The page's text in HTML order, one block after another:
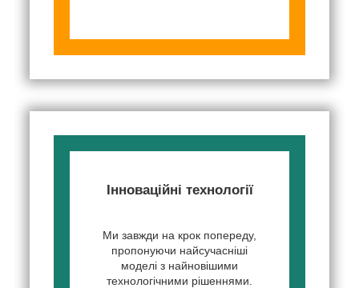
Інноваційні технології
Ми завжди на крок попереду,
пропонуючи найсучасніші
моделі з найновішими
технологічними рішеннями.